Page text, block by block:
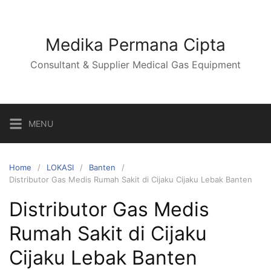
Medika Permana Cipta
Consultant & Supplier Medical Gas Equipment
MENU
Home LOKASI
Banten
Distributor Gas Medis Rumah Sakit di Cijaku Cijaku Lebak Banten
Distributor Gas Medis
Rumah Sakit di Cijaku
Cijaku Lebak Banten